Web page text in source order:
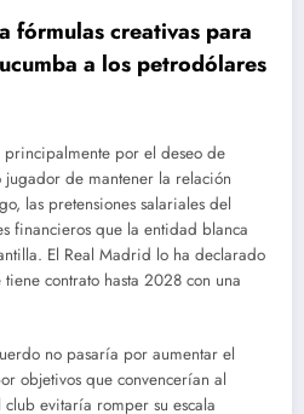
fórmulas creativas para
a los petrodólares
principalmente por el deseo de
de mantener la relación
las pretensiones salariales del
financieros que la entidad blanca
El Real Madrid lo ha declarado
contrato hasta 2028 con una
no pasaría por aumentar el
objetivos que convencerían al
evitaría romper su escala